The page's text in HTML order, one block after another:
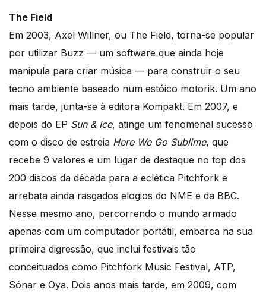
The Field
Em 2003, Axel Willner, ou The Field, torna-se popular
por utilizar Buzz — um software que ainda hoje
manipula para criar música — para construir o seu
tecno ambiente baseado num estóico motorik. Um ano
mais tarde, junta-se à editora Kompakt. Em 2007, e
depois do EP Sun & Ice, atinge um fenomenal sucesso
com o disco de estreia Here We Go Sublime, que
recebe 9 valores e um lugar de destaque no top dos
200 discos da década para a eclética Pitchfork e
arrebata ainda rasgados elogios do NME e da BBC.
Nesse mesmo ano, percorrendo o mundo armado
apenas com um computador portátil, embarca na sua
primeira digressão, que inclui festivais tão
conceituados como Pitchfork Music Festival, ATP,
Sónar e Oya. Dois anos mais tarde, em 2009, com